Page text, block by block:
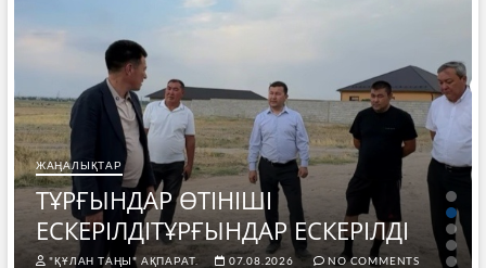
ЖАҢАЛЫҚТАР
ТҰРҒЫНДАР ӨТІНІШІ
ЕСКЕРІЛДІТҰРҒЫНДАР ЕСКЕРІЛДІ
"ҚҰЛАН ТАҢЫ" АҚПАРАТ. 07.08.2026 NO COMMENTS